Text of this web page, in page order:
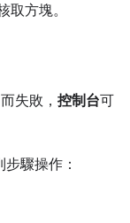
取方塊。
而失敗， 控制台可
驟操作：